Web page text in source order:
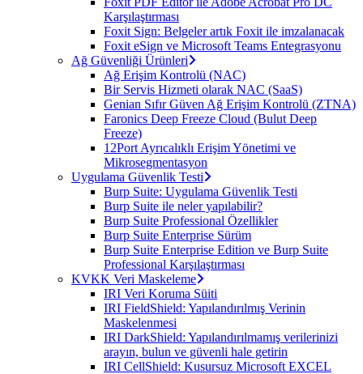
Karşılaştırması
Foxit Sign: Belgeler artık Foxit ile imzalanacak
Foxit eSign ve Microsoft Teams Entegrasyonu
Ağ Güvenliği Ürünleri
Ağ Erişim Kontrolü (NAC)
Bir Servis Hizmeti olarak NAC (SaaS)
Genian Sıfır Güven Ağ Erişim Kontrolü (ZTNA)
Faronics Deep Freeze Cloud (Bulut Deep
Freeze)
12Port Ayrıcalıklı Erişim Yönetimi ve
Mikrosegmentasyon
Uygulama Güvenlik Testi
Burp Suite: Uygulama Güvenlik Testi
Burp Suite ile neler yapılabilir?
Burp Suite Professional Özellikler
Burp Suite Enterprise Sürüm
Burp Suite Enterprise Edition ve Burp Suite
Professional Karşılaştırması
KVKK Veri Maskeleme
IRI Veri Koruma Süiti
IRI FieldShield: Yapılandırılmış Verinin
Maskelenmesi
IRI DarkShield: Yapılandırılmamış verilerinizi
arayın, bulun ve güvenli hale getirin
IRI CellShield: Kusursuz Microsoft EXCEL